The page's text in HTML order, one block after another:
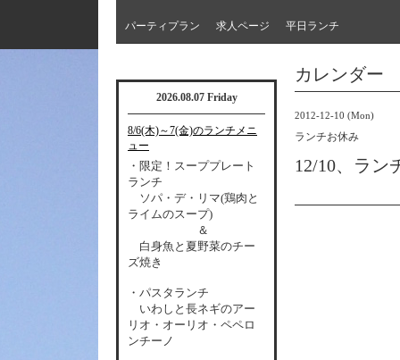
パーティプラン 求人ページ 平日ランチ
カレンダー
2012-12-10 (Mon)
ランチお休み
12/10、ラン
2026.08.07 Friday
8/6(木)～7(金)のランチメニ
ュー
・限定！スーププレート
ランチ
ソパ・デ・リマ(鶏肉と
ライムのスープ)
＆
白身魚と夏野菜のチー
ズ焼き
・パスタランチ
いわしと長ネギのアー
リオ・オーリオ・ペペロ
ンチーノ